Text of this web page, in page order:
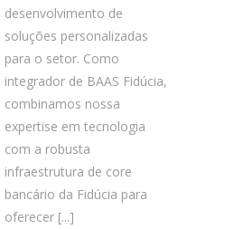
desenvolvimento de
soluções personalizadas
para o setor. Como
integrador de BAAS Fidúcia,
combinamos nossa
expertise em tecnologia
com a robusta
infraestrutura de core
bancário da Fidúcia para
oferecer [...]